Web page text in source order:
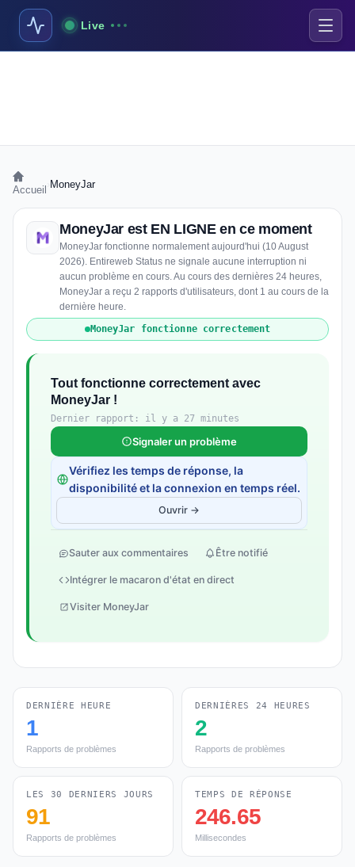
Live
Accueil MoneyJar
MoneyJar est EN LIGNE en ce moment
MoneyJar fonctionne normalement aujourd'hui (10 August
2026). Entireweb Status ne signale aucune interruption ni
aucun problème en cours. Au cours des dernières 24 heures,
MoneyJar a reçu 2 rapports d'utilisateurs, dont 1 au cours de la
dernière heure.
MoneyJar fonctionne correctement
Tout fonctionne correctement avec
MoneyJar !
Dernier rapport: il y a 27 minutes
Signaler un problème
Vérifiez les temps de réponse, la
disponibilité et la connexion en temps réel.
Ouvrir →
Sauter aux commentaires Être notifié
Intégrer le macaron d'état en direct
Visiter MoneyJar
DERNIÈRE HEURE
1
Rapports de problèmes
DERNIÈRES 24 HEURES
2
Rapports de problèmes
LES 30 DERNIERS JOURS
91
Rapports de problèmes
TEMPS DE RÉPONSE
246.65
Millisecondes